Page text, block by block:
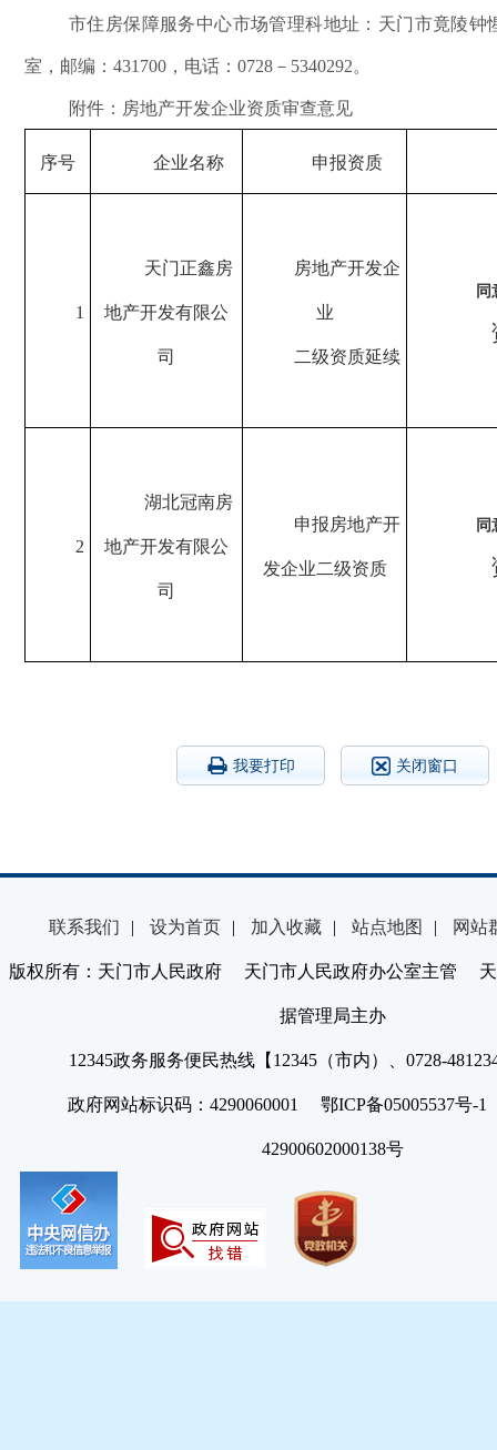
市住房保障服务中心市场管理科地址：天门市竟陵钟
室，邮编：431700，电话：0728－5340292。
附件：房地产开发企业资质审查意见
序号 企业名称 申报资质
1
天门正鑫房
地产开发有限公
司
房地产开发企
业
二级资质延续
2
湖北冠南房
地产开发有限公
司
申报房地产开
发企业二级资质
我要打印 关闭窗口
联系我们 | 设为首页 | 加入收藏 | 站点地图 | 网站
版权所有：天门市人民政府 天门市人民政府办公室主管 天
据管理局主办
12345政务服务便民热线【12345（市内）、0728-
政府网站标识码：4290060001 鄂ICP备05005537号
42900602000138号